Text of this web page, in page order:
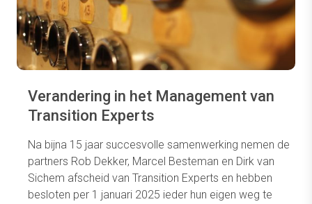
Verandering in het Management van
Transition Experts
Na bijna 15 jaar succesvolle samenwerking nemen de
partners Rob Dekker, Marcel Besteman en Dirk van
Sichem afscheid van Transition Experts en hebben
besloten per 1 januari 2025 ieder hun eigen weg te